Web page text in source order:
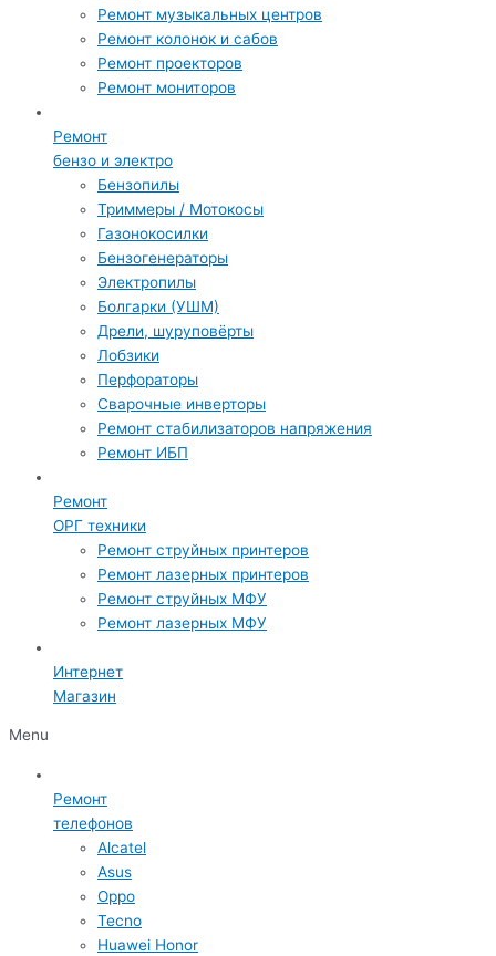
Ремонт музыкальных центров
Ремонт колонок и сабов
Ремонт проекторов
Ремонт мониторов
Ремонт
бензо и электро
Бензопилы
Триммеры / Мотокосы
Газонокосилки
Бензогенераторы
Электропилы
Болгарки (УШМ)
Дрели, шуруповёрты
Лобзики
Перфораторы
Сварочные инверторы
Ремонт стабилизаторов напряжения
Ремонт ИБП
Ремонт
ОРГ техники
Ремонт струйных принтеров
Ремонт лазерных принтеров
Ремонт струйных МФУ
Ремонт лазерных МФУ
Интернет
Магазин
Menu
Ремонт
телефонов
Alcatel
Asus
Oppo
Tecno
Huawei Honor